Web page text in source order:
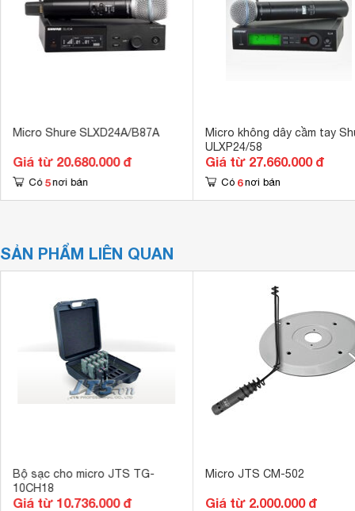
Micro Shure SLXD24A/B87A
Giá từ 20.680.000 đ
Có 5 nơi bán
Micro không dây cầm tay
ULXP24/58
Giá từ 27.660.000 đ
Có 6 nơi bán
SẢN PHẨM LIÊN QUAN
Bộ sạc cho micro JTS TG-
10CH18
Giá từ 10.736.000 đ
Micro JTS CM-502
Giá từ 2.000.000 đ